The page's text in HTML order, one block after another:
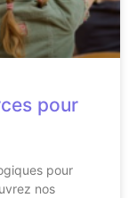
pour
pour
nos